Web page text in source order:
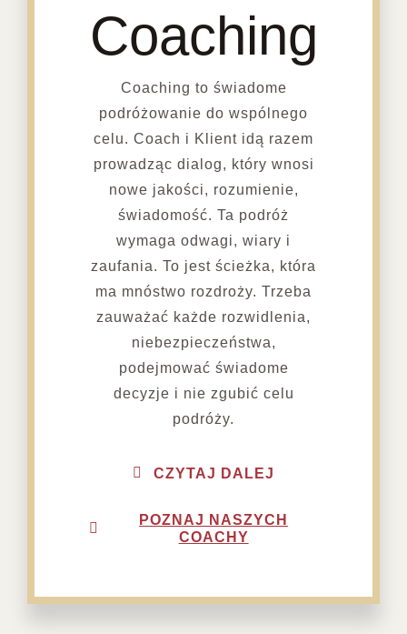
Coaching
Coaching to świadome
podróżowanie do wspólnego
celu. Coach i Klient idą razem
prowadząc dialog, który wnosi
nowe jakości, rozumienie,
świadomość. Ta podróż
wymaga odwagi, wiary i
zaufania. To jest ścieżka, która
ma mnóstwo rozdroży. Trzeba
zauważać każde rozwidlenia,
niebezpieczeństwa,
podejmować świadome
decyzje i nie zgubić celu
podróży.
CZYTAJ DALEJ
POZNAJ NASZYCH
COACHY